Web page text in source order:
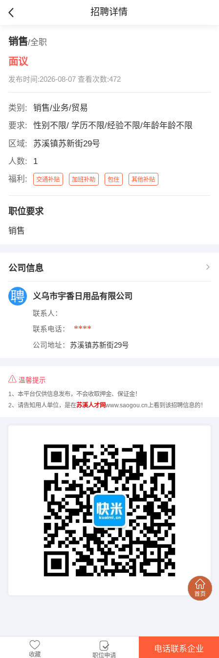
招聘详情
销售/全职
面议
发布时间:2026-08-07 查看次数:472
类别:
销售/业务/贸易
要求:
性别不限/ 学历不限/经验不限/年龄年龄不限
区域:
苏溪镇苏新街29号
人数:
1
福利:
交通补贴 加班补助 包住 其他补贴
职位要求
销售
公司信息
义乌市宇香日用品有限公司
联系人：
联系电话： ****
公司地址： 苏溪镇苏新街29号
温馨提示
1、本平台仅供信息发布，不会收取押金、保证金！
2、请告知用人单位，是在苏溪人才网www.saogou.cn上看到该招聘信息的！
收藏 职位申请
电话联系企业